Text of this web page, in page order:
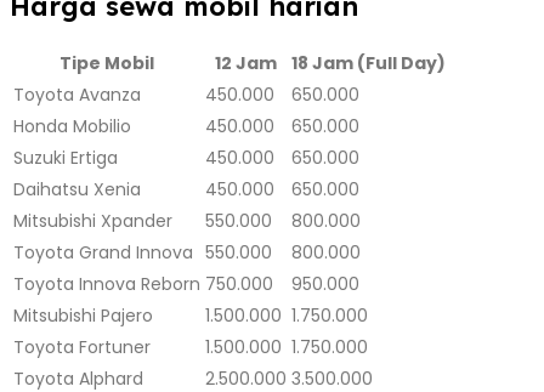
Tipe Mobil 12 Jam 18 Jam (Full Day)
Toyota Avanza
450.000
650.000
Honda Mobilio
450.000
650.000
Suzuki Ertiga
450.000
650.000
Daihatsu Xenia
450.000
650.000
Mitsubishi Xpander
550.000
800.000
Toyota Grand Innova 550.000
800.000
Toyota Innova Reborn 750.000
950.000
Mitsubishi Pajero
1.500.000 1.750.000
Toyota Fortuner
1.500.000 1.750.000
Toyota Alphard
2.500.000 3.500.000